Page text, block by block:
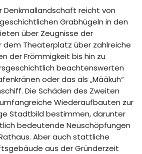
Denkmallandschaft reicht von
Grabhügeln in den
über Zeugnisse der
Theaterplatz über zahlreiche
der Frömmigkeit bis hin zu
beachtenswerten
oder das als „Määkuh“
Die Schäden des Zweiten
Wiederaufbauten zur
Stadtbild bestimmen, darunter
bedeutende Neuschöpfungen
Aber auch stattliche
aus der Gründerzeit